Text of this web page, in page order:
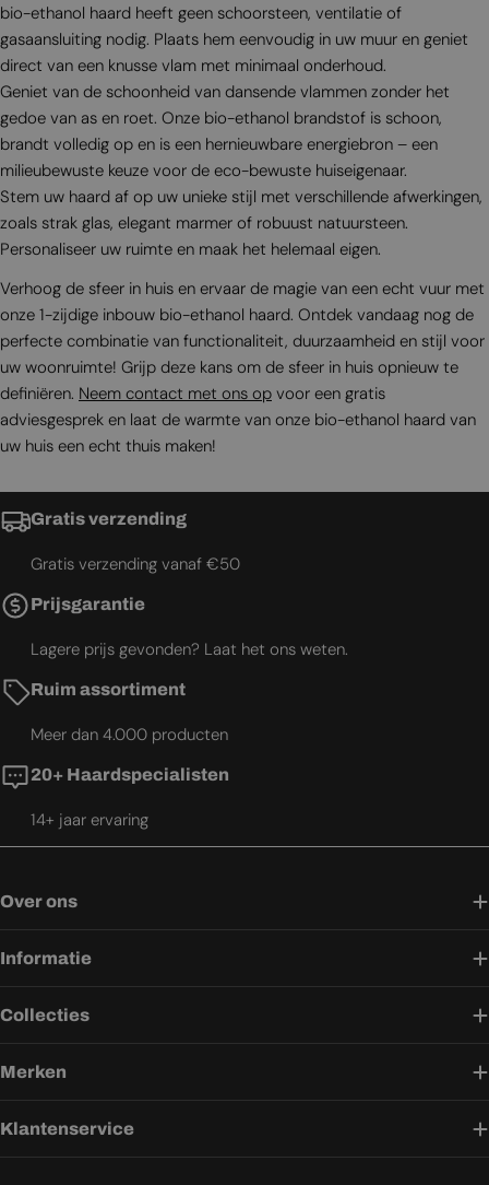
bio-ethanol haard heeft geen schoorsteen, ventilatie of
gasaansluiting nodig. Plaats hem eenvoudig in uw muur en geniet
direct van een knusse vlam met minimaal onderhoud.
Geniet van de schoonheid van dansende vlammen zonder het
gedoe van as en roet. Onze bio-ethanol brandstof is schoon,
brandt volledig op en is een hernieuwbare energiebron – een
milieubewuste keuze voor de eco-bewuste huiseigenaar.
Stem uw haard af op uw unieke stijl met verschillende afwerkingen,
zoals strak glas, elegant marmer of robuust natuursteen.
Personaliseer uw ruimte en maak het helemaal eigen.
Verhoog de sfeer in huis en ervaar de magie van een echt vuur met
onze 1-zijdige inbouw bio-ethanol haard. Ontdek vandaag nog de
perfecte combinatie van functionaliteit, duurzaamheid en stijl voor
uw woonruimte! Grijp deze kans om de sfeer in huis opnieuw te
definiëren. Neem contact met ons op voor een gratis
adviesgesprek en laat de warmte van onze bio-ethanol haard van
uw huis een echt thuis maken!
Gratis verzending
Gratis verzending vanaf €50
Prijsgarantie
Lagere prijs gevonden? Laat het ons weten.
Ruim assortiment
Meer dan 4.000 producten
20+ Haardspecialisten
14+ jaar ervaring
Over ons
Informatie
Collecties
Merken
Klantenservice